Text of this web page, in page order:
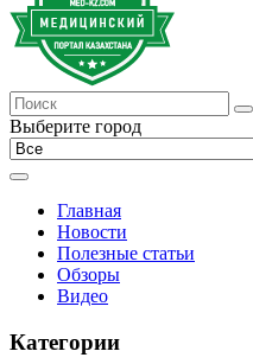
Выберите город
Главная
Новости
Полезные статьи
Обзоры
Видео
Категории